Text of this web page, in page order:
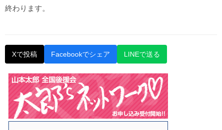
終わります。
Xで投稿 Facebookでシェア LINEで送る